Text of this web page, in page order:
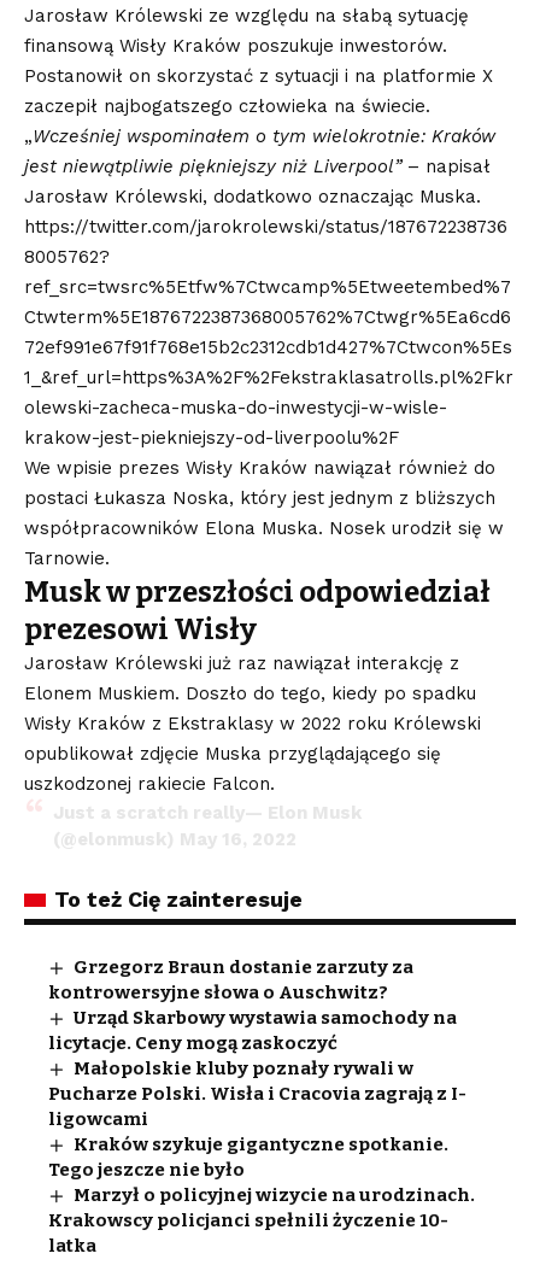
Jarosław Królewski ze względu na słabą sytuację
finansową Wisły Kraków poszukuje inwestorów.
Postanowił on skorzystać z sytuacji i na platformie X
zaczepił najbogatszego człowieka na świecie.
„Wcześniej wspominałem o tym wielokrotnie: Kraków
jest niewątpliwie piękniejszy niż Liverpool”– napisał
Jarosław Królewski, dodatkowo oznaczając Muska.
https://twitter.com/jarokrolewski/status/187672238736
8005762?
ref_src=twsrc%5Etfw%7Ctwcamp%5Etweetembed%7
Ctwterm%5E1876722387368005762%7Ctwgr%5Ea6cd6
72ef991e67f91f768e15b2c2312cdb1d427%7Ctwcon%5Es
1_&ref_url=https%3A%2F%2Fekstraklasatrolls.pl%2Fkr
olewski-zacheca-muska-do-inwestycji-w-wisle-
krakow-jest-piekniejszy-od-liverpoolu%2F
We wpisie prezes Wisły Kraków nawiązał również do
postaci Łukasza Noska, który jest jednym z bliższych
współpracowników Elona Muska. Nosek urodził się w
Tarnowie.
Musk w przeszłości odpowiedział
prezesowi Wisły
Jarosław Królewski już raz nawiązał interakcję z
Elonem Muskiem. Doszło do tego, kiedy po spadku
Wisły Kraków z Ekstraklasy w 2022 roku Królewski
opublikował zdjęcie Muska przyglądającego się
uszkodzonej rakiecie Falcon.
Just a scratch really— Elon Musk
(@elonmusk) May 16, 2022
To też Cię zainteresuje
Grzegorz Braun dostanie zarzuty za
kontrowersyjne słowa o Auschwitz?
Urząd Skarbowy wystawia samochody na
licytacje. Ceny mogą zaskoczyć
Małopolskie kluby poznały rywali w
Pucharze Polski. Wisła i Cracovia zagrają z I-
ligowcami
Kraków szykuje gigantyczne spotkanie.
Tego jeszcze nie było
Marzył o policyjnej wizycie na urodzinach.
Krakowscy policjanci spełnili życzenie 10-
latka